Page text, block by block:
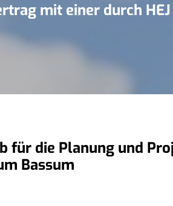
mit einer durch
für die Planung und
Bassum